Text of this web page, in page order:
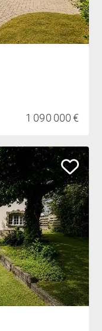
1 090 000 €